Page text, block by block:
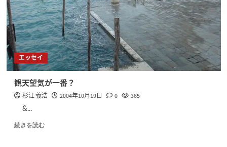
エッセイ
観天望気が一番？
杉江 義浩 2004年10月19日 0 365
&...
続きを読む